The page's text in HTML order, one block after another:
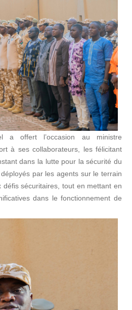
a offert l’occasion au ministre
à ses collaborateurs, les félicitant
dans la lutte pour la sécurité du
par les agents sur le terrain
sécuritaires, tout en mettant en
dans le fonctionnement de